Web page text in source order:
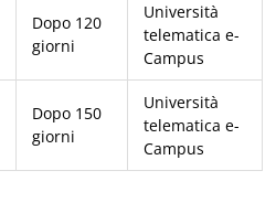
Dopo 120
giorni
Università
telematica e-
Campus
Dopo 150
giorni
Università
telematica e-
Campus